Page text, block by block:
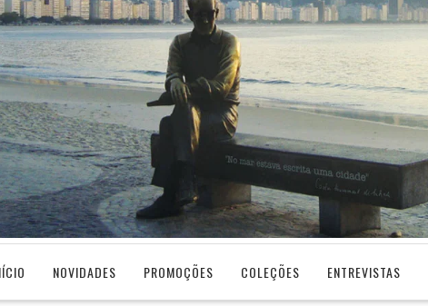
NOVIDADES PROMOÇÕES COLEÇÕES ENTREVISTAS